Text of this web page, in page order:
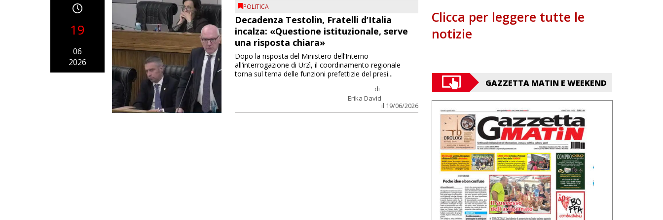
19
06
2026
POLITICA
Decadenza Testolin, Fratelli d’Italia
incalza: «Questione istituzionale, serve
una risposta chiara»
di
Erika David
il 19/06/2026
Dopo la risposta del Ministero dell’Interno
all’interrogazione di Urzì, il coordinamento regionale
torna sul tema delle funzioni prefettizie del presi...
Clicca per leggere tutte le
notizie
GAZZETTA MATIN E WEEKEND